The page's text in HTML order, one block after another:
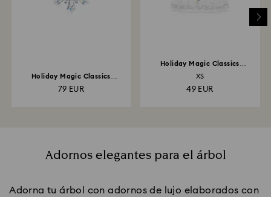
Holiday Magic Classics
Decoración Estrella
79 EUR
Holiday Magic Classics
XS
49 EUR
Adornos elegantes para el árbol
Adorna tu árbol con adornos de lujo elaborados con